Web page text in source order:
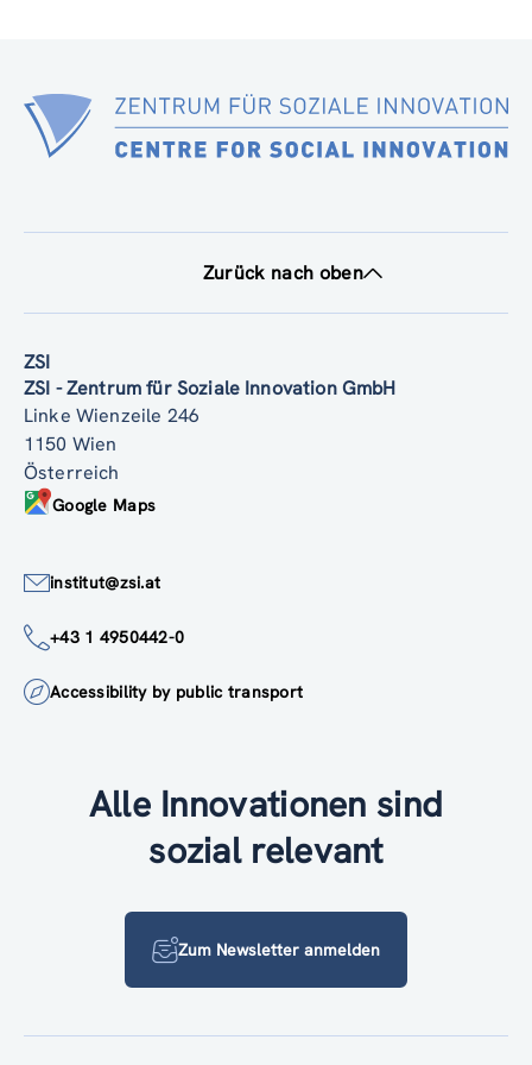
Zurück nach oben
ZSI
ZSI - Zentrum für Soziale Innovation GmbH
Linke Wienzeile 246
1150 Wien
Österreich
Google Maps
institut@zsi.at
+43 1 4950442-0
Accessibility by public transport
Alle Innovationen sind
sozial relevant
Zum Newsletter anmelden